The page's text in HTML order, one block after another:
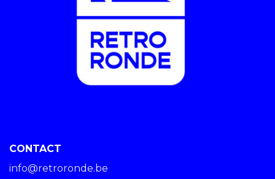
CONTACT
info@retroronde.be